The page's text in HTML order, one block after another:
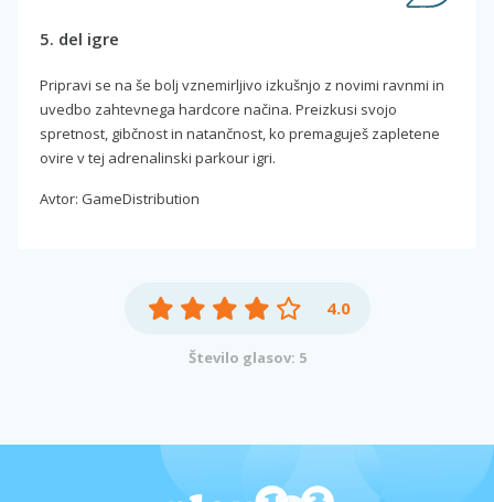
5. del igre
Pripravi se na še bolj vznemirljivo izkušnjo z novimi ravnmi in
uvedbo zahtevnega hardcore načina. Preizkusi svojo
spretnost, gibčnost in natančnost, ko premaguješ zapletene
ovire v tej adrenalinski parkour igri.
Avtor: GameDistribution
4.0
Število glasov: 5